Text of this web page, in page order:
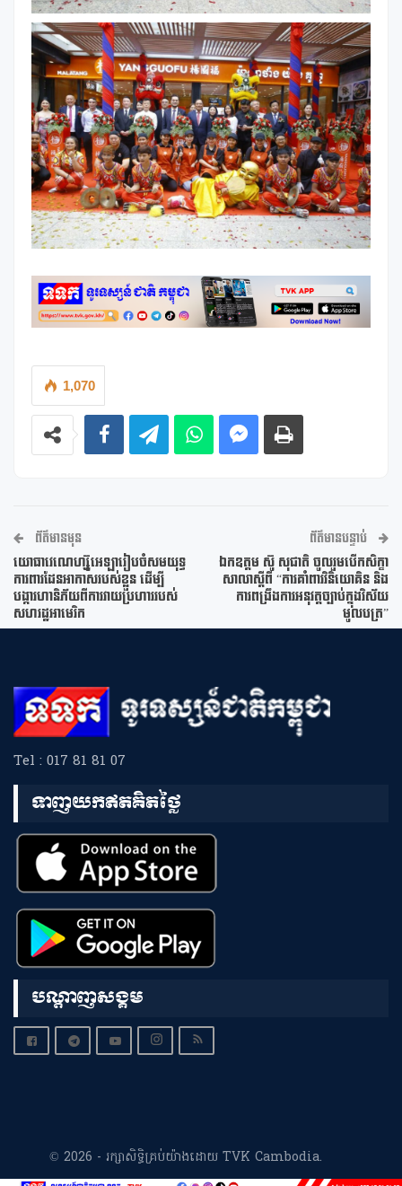
1,070
ព័ត៌មានមុន
យោធាវេណេហ្ស៊ូអេឡារៀបចំសមយុទ្ធ
ការពារដែនអាកាសរបស់ខ្លួន ដើម្បី
បង្ការហានិភ័យពីការវាយប្រហាររបស់
សហរដ្ឋអាមេរិក
ព័ត៌មានបន្ទាប់
ឯកឧត្តម ស៊ូ សុជាតិ ចូលរួមបើកសិក្ខា
សាលាស្តីពី “ការគាំពារវិនិយោគិន និង
ការពង្រឹងការអនុវត្តច្បាប់ក្នុងវិស័យ
មូលបត្រ”
Tel : 017 81 81 07
ទាញយកឥតគិតថ្លៃ
បណ្តាញសង្គម
© 2026 - រក្សាសិទ្ធិគ្រប់យ៉ាងដោយ TVK Cambodia.